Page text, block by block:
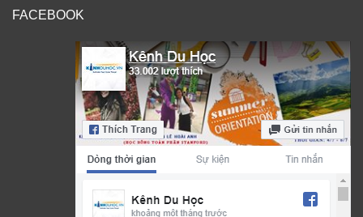
FACEBOOK